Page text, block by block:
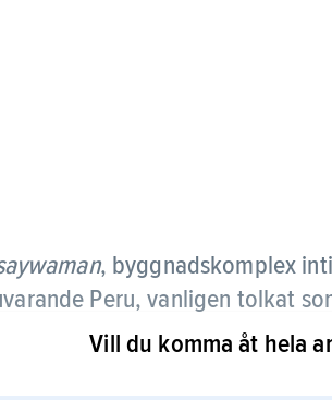
, byggnadskomplex
Peru, vanligen tolkat
tempel, förråd och
Vill du komma åt hela